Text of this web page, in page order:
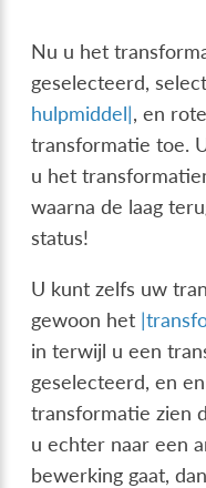
Nu u het
geselecteerd,
hulpmiddel|, en
transformatie toe.
u het
waarna de laag
status!
U kunt zelfs uw
gewoon het
in terwijl u een
geselecteerd, en
transformatie zien
u echter naar een
bewerking gaat,